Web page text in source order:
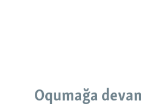
Oqumağa